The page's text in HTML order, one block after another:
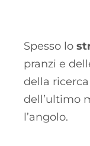
Spesso lo
pranzi e
della
dell’ultimo
l’angolo.